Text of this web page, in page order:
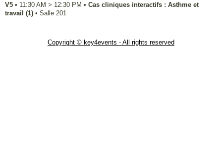
V5 • 11:30 AM > 12:30 PM • Cas cliniques interactifs : Asthme et
travail (1) • Salle 201
Copyright © key4events - All rights reserved